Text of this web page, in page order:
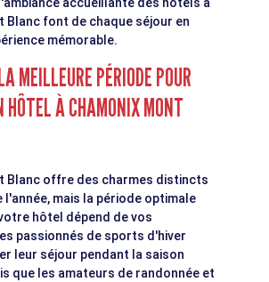
Blanc font de chaque séjour en
mémorable.
MEILLEURE PÉRIODE POUR
HÔTEL À CHAMONIX MONT
Blanc offre des charmes distincts
l'année, mais la période optimale
hôtel dépend de vos
passionnés de sports d'hiver
leur séjour pendant la saison
que les amateurs de randonnée et